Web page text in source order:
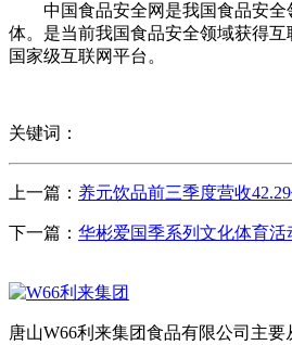
中国食品安全网是我国食品安全
体。是当前我国食品安全领域获得
国家级互联网平台。
关键词：
上一篇： 养元饮品前三季度营收
下一篇： 华彬爱国季系列文化体育活
唐山W66利来集团食品有限公司主